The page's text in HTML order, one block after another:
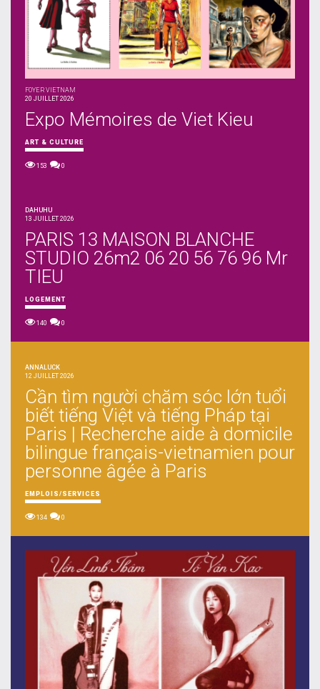
FOYER VIETNAM
20 JUILLET 2026
Expo Mémoires de Viet Kieu
ART & CULTURE
153 0
DAHUHU
13 JUILLET 2026
PARIS 13 MAISON BLANCHE
STUDIO 26m2 06 20 56 76 96 Mr
TIEU
LOGEMENT
140 0
ANNALUCK
12 JUILLET 2026
Cần tìm người chăm sóc lớn tuổi
biết tiếng Việt và tiếng Pháp tại
Paris | Recherche aide à domicile
bilingue français-vietnamien pour
personne âgée à Paris
EMPLOIS/SERVICES
134 0